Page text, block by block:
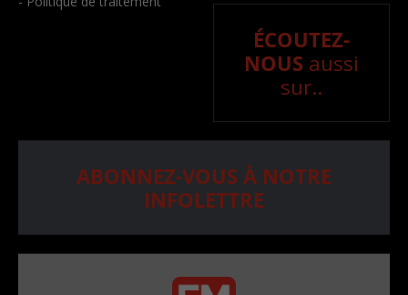
ÉCOUTEZ-
NOUS aussi
sur..
ABONNEZ-VOUS À NOTRE
INFOLETTRE